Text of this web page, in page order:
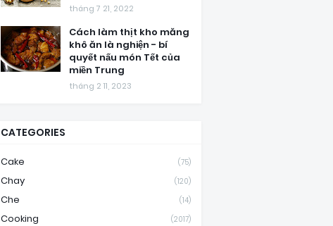
tháng 7 21, 2022
Cách làm thịt kho măng
khô ăn là nghiện - bí
quyết nấu món Tết của
miền Trung
tháng 2 11, 2023
CATEGORIES
Cake (75)
Chay (120)
Che (14)
Cooking (2017)